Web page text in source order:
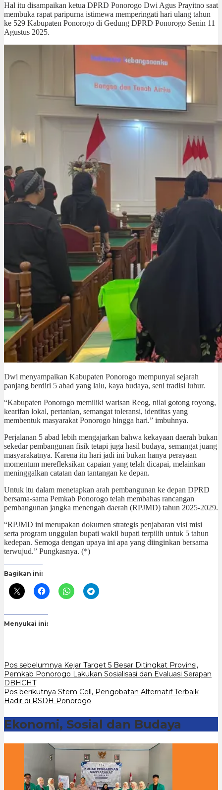
Hal itu disampaikan ketua DPRD Ponorogo Dwi Agus Prayitno saat
membuka rapat paripurna istimewa memperingati hari ulang tahun
ke 529 Kabupaten Ponorogo di Gedung DPRD Ponorogo Senin 11
Agustus 2025.
Dwi menyampaikan Kabupaten Ponorogo mempunyai sejarah
panjang berdiri 5 abad yang lalu, kaya budaya, seni tradisi luhur.
“Kabupaten Ponorogo memiliki warisan Reog, nilai gotong royong,
kearifan lokal, pertanian, semangat toleransi, identitas yang
membentuk masyarakat Ponorogo hingga hari.” imbuhnya.
Perjalanan 5 abad lebih mengajarkan bahwa kekayaan daerah bukan
sekedar pembangunan fisik tetapi juga hasil budaya, semangat juang
masyarakatnya. Karena itu hari jadi ini bukan hanya perayaan
momentum merefleksikan capaian yang telah dicapai, melainkan
meninggalkan catatan dan tantangan ke depan.
Untuk itu dalam menetapkan arah pembangunan ke depan DPRD
bersama-sama Pemkab Ponorogo telah membahas rancangan
pembangunan jangka menengah daerah (RPJMD) tahun 2025-2029.
“RPJMD ini merupakan dokumen strategis penjabaran visi misi
serta program unggulan bupati wakil bupati terpilih untuk 5 tahun
kedepan. Semoga dengan upaya ini apa yang diinginkan bersama
terwujud.” Pungkasnya. (*)
Bagikan ini:
Menyukai ini:
Navigasi
pos
Pos sebelumnya Kejar Target 5 Besar Ditingkat Provinsi,
Pemkab Ponorogo Lakukan Sosialisasi dan Evaluasi Serapan
DBHCHT
Pos berikutnya Stem Cell, Pengobatan Alternatif Terbaik
Hadir di RSDH Ponorogo
Ekonomi, Sosial dan Budaya